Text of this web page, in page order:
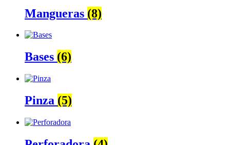
Mangueras (8)
Bases (6)
Pinza (5)